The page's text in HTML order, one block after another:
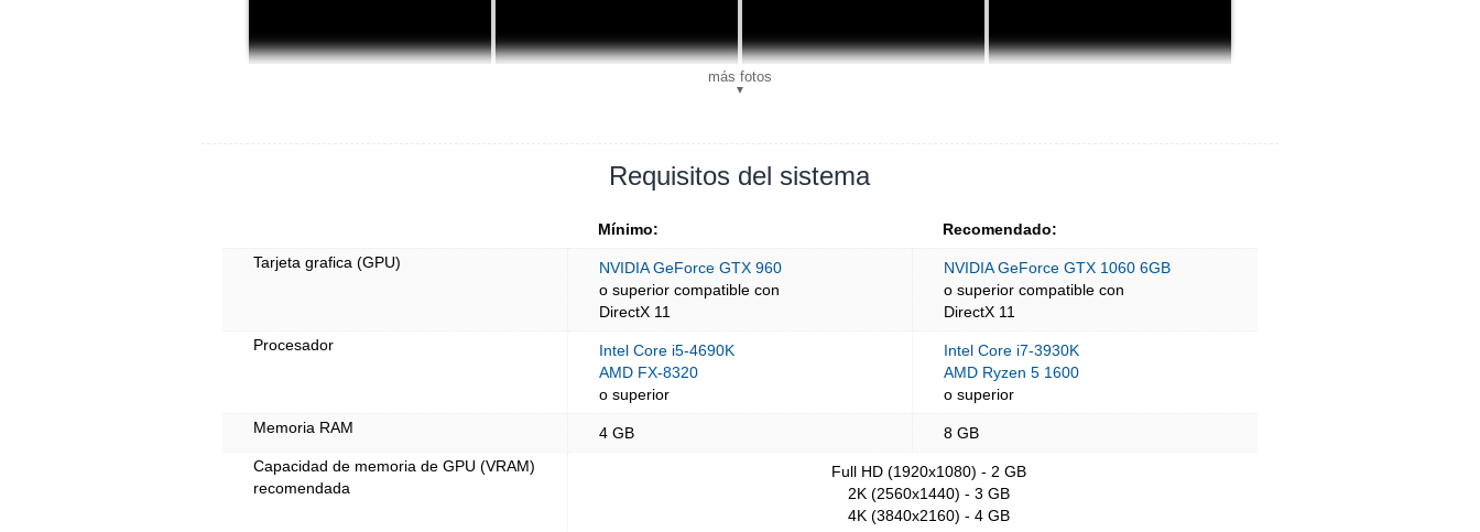
más fotos
▼
Requisitos del sistema
Mínimo:
Recomendado:
Tarjeta grafica (GPU)
NVIDIA GeForce GTX 960
o superior compatible con
DirectX 11
NVIDIA GeForce GTX 1060 6GB
o superior compatible con
DirectX 11
Procesador
Intel Core i5-4690K
AMD FX-8320
o superior
Intel Core i7-3930K
AMD Ryzen 5 1600
o superior
Memoria RAM
4 GB
8 GB
Capacidad de memoria de GPU (VRAM)
recomendada
Full HD (1920x1080) - 2 GB
2K (2560x1440) - 3 GB
4K (3840x2160) - 4 GB